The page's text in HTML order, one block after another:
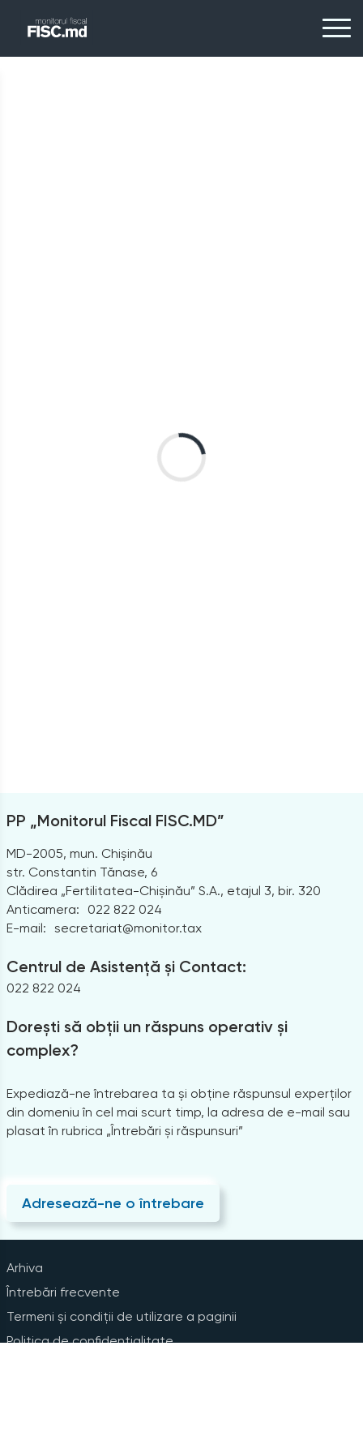
PP „Monitorul Fiscal FISC.MD”
MD-2005, mun. Chișinău
str. Constantin Tănase, 6
Clădirea „Fertilitatea-Chișinău” S.A., etajul 3, bir. 320
Anticamera:
022 822 024
E-mail: secretariat@monitor.tax
Centrul de Asistență și Contact:
022 822 024
Dorești să obții un răspuns operativ și
complex?
Expediază-ne întrebarea ta și obține răspunsul experților
din domeniu în cel mai scurt timp, la adresa de e-mail sau
plasat în rubrica „Întrebări și răspunsuri”
Adresează-ne o întrebare
Arhiva
Întrebări frecvente
Termeni și condiții de utilizare a paginii
Politica de confidențialitate